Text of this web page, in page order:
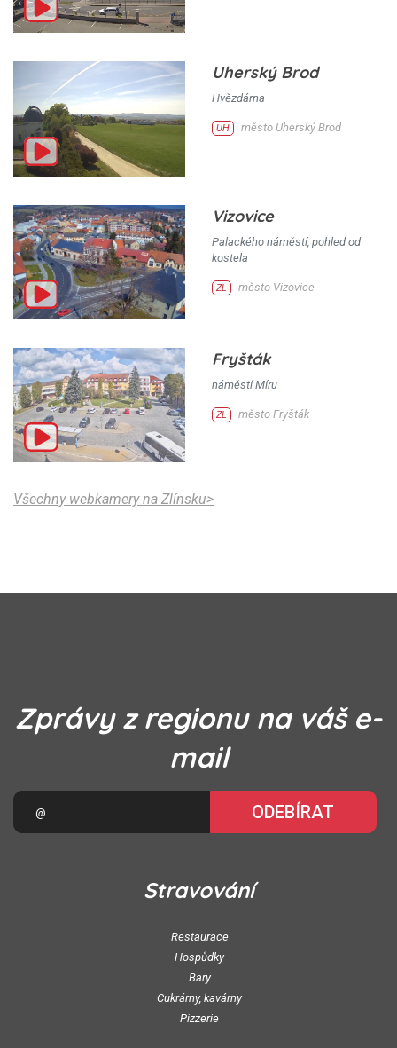
Uherský Brod
Hvězdárna
UH město Uherský Brod
Vizovice
Palackého náměstí, pohled od
kostela
ZL město Vizovice
Fryšták
náměstí Míru
ZL město Fryšták
Všechny webkamery na Zlínsku>
Zprávy z regionu na váš e-
mail
ODEBÍRAT
Stravování
Restaurace
Hospůdky
Bary
Cukrárny, kavárny
Pizzerie